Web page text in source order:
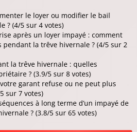
le loyer ou modifier le bail
? (4/5 sur 4 votes)
après un loyer impayé : comment
la trêve hivernale ? (4/5 sur 2
la trêve hivernale : quelles
? (3.9/5 sur 8 votes)
garant refuse ou ne peut plus
sur 7 votes)
à long terme d’un impayé de
? (3.8/5 sur 65 votes)